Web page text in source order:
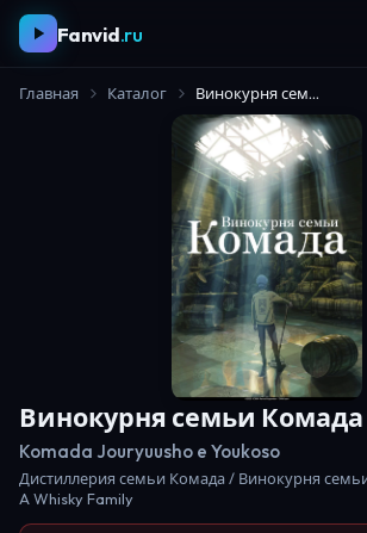
Fanvid.ru
Главная Каталог Винокурня семьи Комада
Винокурня семьи Комада
Komada Jouryuusho e Youkoso
Дистиллерия семьи Комада / Винокурня
A Whisky Family